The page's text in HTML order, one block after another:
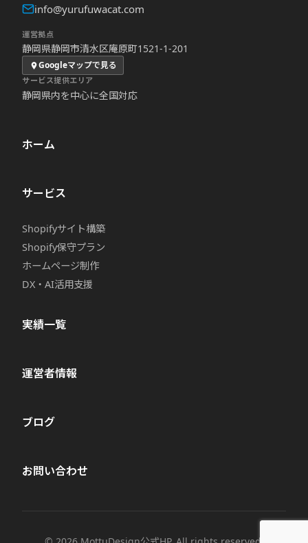
info@yurufuwacat.com
運営拠点
静岡県静岡市清水区庵原町1521-1-201
Googleマップで見る
サービス提供エリア
静岡県内を中心に全国対応
ホーム
サービス
Shopifyサイト構築
Shopify保守プラン
ホームページ制作
DX・AI活用支援
実績一覧
運営者情報
ブログ
お問い合わせ